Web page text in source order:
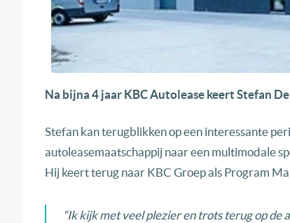
Na bijna 4 jaar KBC Autolease keert Stefan
Stefan kan terugblikken op een interessante
autoleasemaatschappij naar een multimodale
Hij keert terug naar KBC Groep als Program
“Ik kijk met veel plezier en trots terug op